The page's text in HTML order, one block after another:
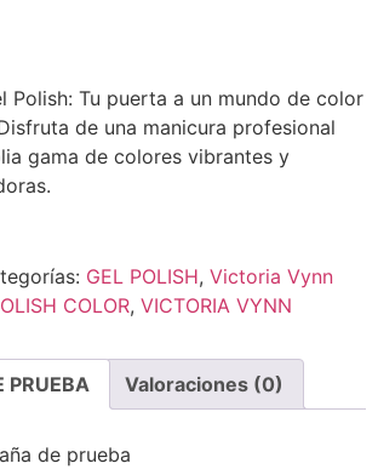
Polish: Tu puerta a un mundo de color
de una manicura profesional
gama de colores vibrantes y
GEL POLISH, Victoria Vynn
COLOR, VICTORIA VYNN
PRUEBA Valoraciones (0)
de prueba